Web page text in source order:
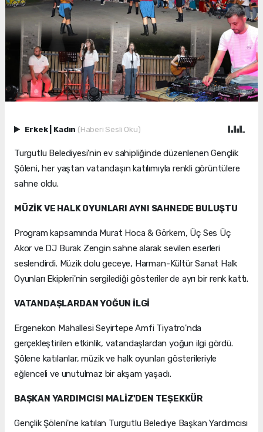
Erkek Kadın (Haberi Sesli Oku)
Turgutlu Belediyesi'nin ev sahipliğinde düzenlenen Gençlik
Şöleni, her yaştan vatandaşın katılımıyla renkli görüntülere
sahne oldu.
MÜZİK VE HALK OYUNLARI AYNI SAHNEDE BULUŞTU
Program kapsamında Murat Hoca & Görkem, Üç Ses Üç
Akor ve DJ Burak Zengin sahne alarak sevilen eserleri
seslendirdi. Müzik dolu geceye, Harman-Kültür Sanat Halk
Oyunları Ekipleri'nin sergilediği gösteriler de ayrı bir renk kattı.
VATANDAŞLARDAN YOĞUN İLGİ
Ergenekon Mahallesi Seyirtepe Amfi Tiyatro'nda
gerçekleştirilen etkinlik, vatandaşlardan yoğun ilgi gördü.
Şölene katılanlar, müzik ve halk oyunları gösterileriyle
eğlenceli ve unutulmaz bir akşam yaşadı.
BAŞKAN YARDIMCISI MALİZ'DEN TEŞEKKÜR
Gençlik Şöleni'ne katılan Turgutlu Belediye Başkan Yardımcısı